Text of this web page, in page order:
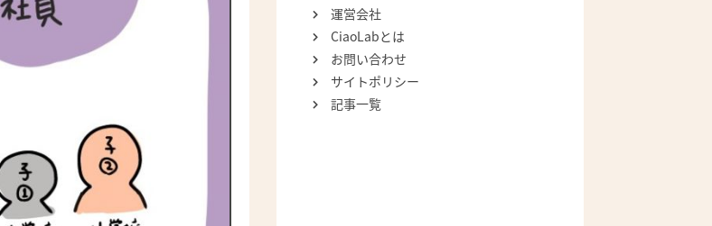
運営会社
CiaoLabとは
お問い合わせ
サイトポリシー
記事一覧